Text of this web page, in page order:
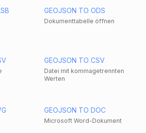
GEOJSON TO ODS
Dokumenttabelle öffnen
GEOJSON TO CSV
Datei mit kommagetrennten
Werten
GEOJSON TO DOC
Microsoft Word-Dokument